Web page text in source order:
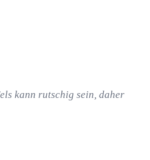
kann rutschig sein, daher